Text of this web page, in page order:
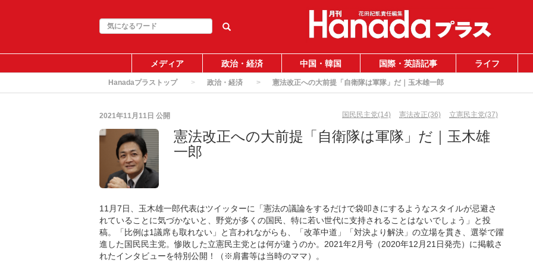
メディア 政治・経済 中国・韓国 国際・英語記事 ライフ
Hanadaプラストップ 政治・経済 憲法改正への大前提「自衛隊は軍隊」だ｜玉木雄一郎
2021年11月11日 公開 国民民主党(14) 憲法改正(36) 立憲民主党(37)
憲法改正への大前提「自衛隊は軍隊」だ｜玉木雄
一郎
11月7日、玉木雄一郎代表はツイッターに「憲法の議論をするだけで袋叩きにするようなスタイルが忌避さ
れていることに気づかないと、野党が多くの国民、特に若い世代に支持されることはないでしょう」と投
稿。「比例は1議席も取れない」と言われながらも、「改革中道」「対決より解決」の立場を貫き、選挙で躍
進した国民民主党。惨敗した立憲民主党とは何が違うのか。2021年2月号（2020年12月21日発売）に掲載さ
れたインタビューを特別公開！（※肩書等は当時のママ）。